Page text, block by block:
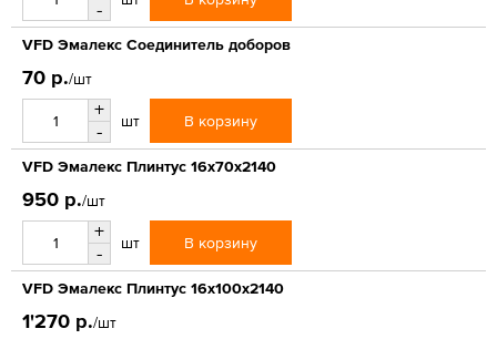
-
VFD Эмалекс Соединитель доборов
70 р./шт
+
-
шт В корзину
VFD Эмалекс Плинтус 16x70x2140
950 р./шт
+
-
шт В корзину
VFD Эмалекс Плинтус 16x100x2140
1'270 р./шт